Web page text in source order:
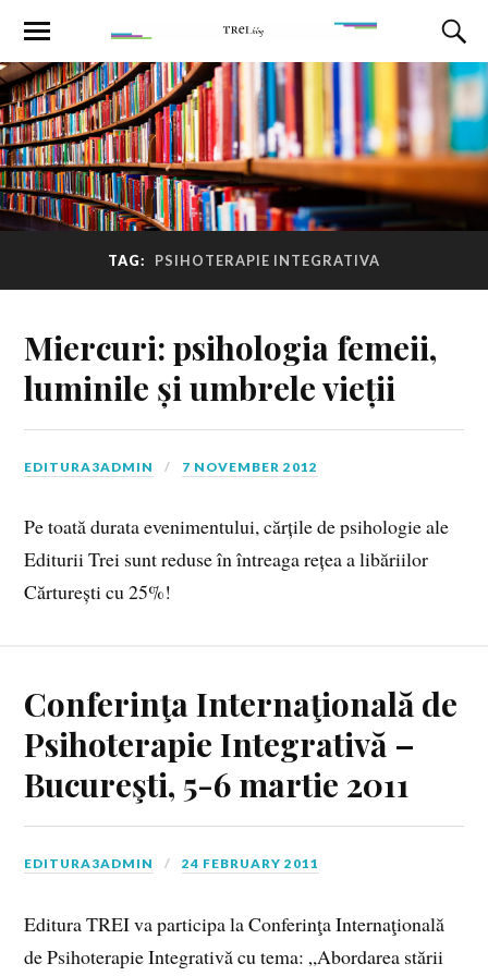
TAG: PSIHOTERAPIE INTEGRATIVA
Miercuri: psihologia femeii,
luminile și umbrele vieții
EDITURA3ADMIN 7 NOVEMBER 2012
Pe toată durata evenimentului, cărțile de psihologie ale
Editurii Trei sunt reduse în întreaga rețea a libăriilor
Cărturești cu 25%!
Conferinţa Internaţională de
Psihoterapie Integrativă –
Bucureşti, 5-6 martie 2011
EDITURA3ADMIN 24 FEBRUARY 2011
Editura TREI va participa la Conferinţa Internaţională
de Psihoterapie Integrativă cu tema: „Abordarea stării